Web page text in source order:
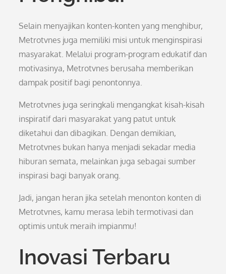
Selain menyajikan konten-konten yang menghibur,
Metrotvnes juga memiliki misi untuk menginspirasi
masyarakat. Melalui program-program edukatif dan
motivasinya, Metrotvnes berusaha memberikan
dampak positif bagi penontonnya.
Metrotvnes juga seringkali mengangkat kisah-kisah
inspiratif dari masyarakat yang patut untuk
diketahui dan dibagikan. Dengan demikian,
Metrotvnes bukan hanya menjadi sekadar media
hiburan semata, melainkan juga sebagai sumber
inspirasi bagi banyak orang.
Jadi, jangan heran jika setelah menonton konten di
Metrotvnes, kamu merasa lebih termotivasi dan
optimis untuk meraih impianmu!
Inovasi Terbaru